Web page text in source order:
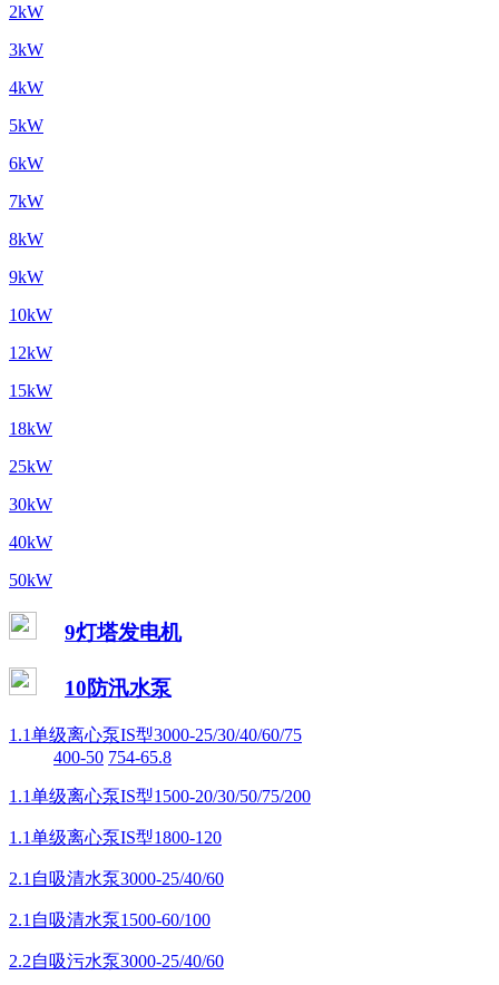
2kW
3kW
4kW
5kW
6kW
7kW
8kW
9kW
10kW
12kW
15kW
18kW
25kW
30kW
40kW
50kW
9灯塔发电机
10防汛水泵
1.1单级离心泵IS型3000-25/30/40/60/75
400-50 754-65.8
1.1单级离心泵IS型1500-20/30/50/75/200
1.1单级离心泵IS型1800-120
2.1自吸清水泵3000-25/40/60
2.1自吸清水泵1500-60/100
2.2自吸污水泵3000-25/40/60